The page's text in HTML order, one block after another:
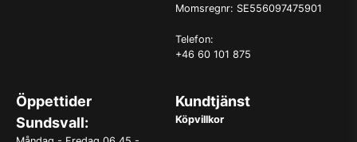
Momsregnr: SE556097475901
Telefon:
+46 60 101 875
Öppettider
Sundsvall:
Kundtjänst
Köpvillkor